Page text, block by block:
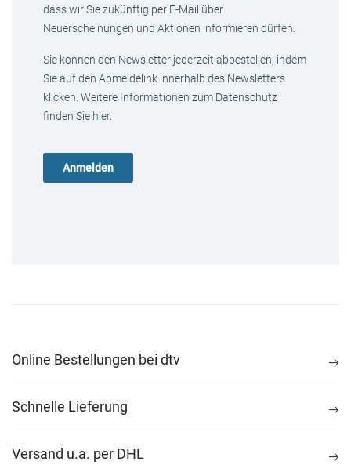
dass wir Sie zukünftig per E-Mail über
Neuerscheinungen und Aktionen informieren dürfen.
Sie können den Newsletter jederzeit abbestellen, indem
Sie auf den Abmeldelink innerhalb des Newsletters
klicken. Weitere Informationen zum Datenschutz
finden Sie hier.
Online Bestellungen bei dtv
Schnelle Lieferung
Versand u.a. per DHL